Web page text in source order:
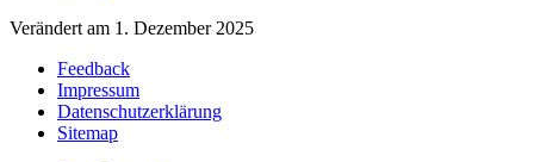
Verändert am 1. Dezember 2025
Feedback
Impressum
Datenschutzerklärung
Sitemap